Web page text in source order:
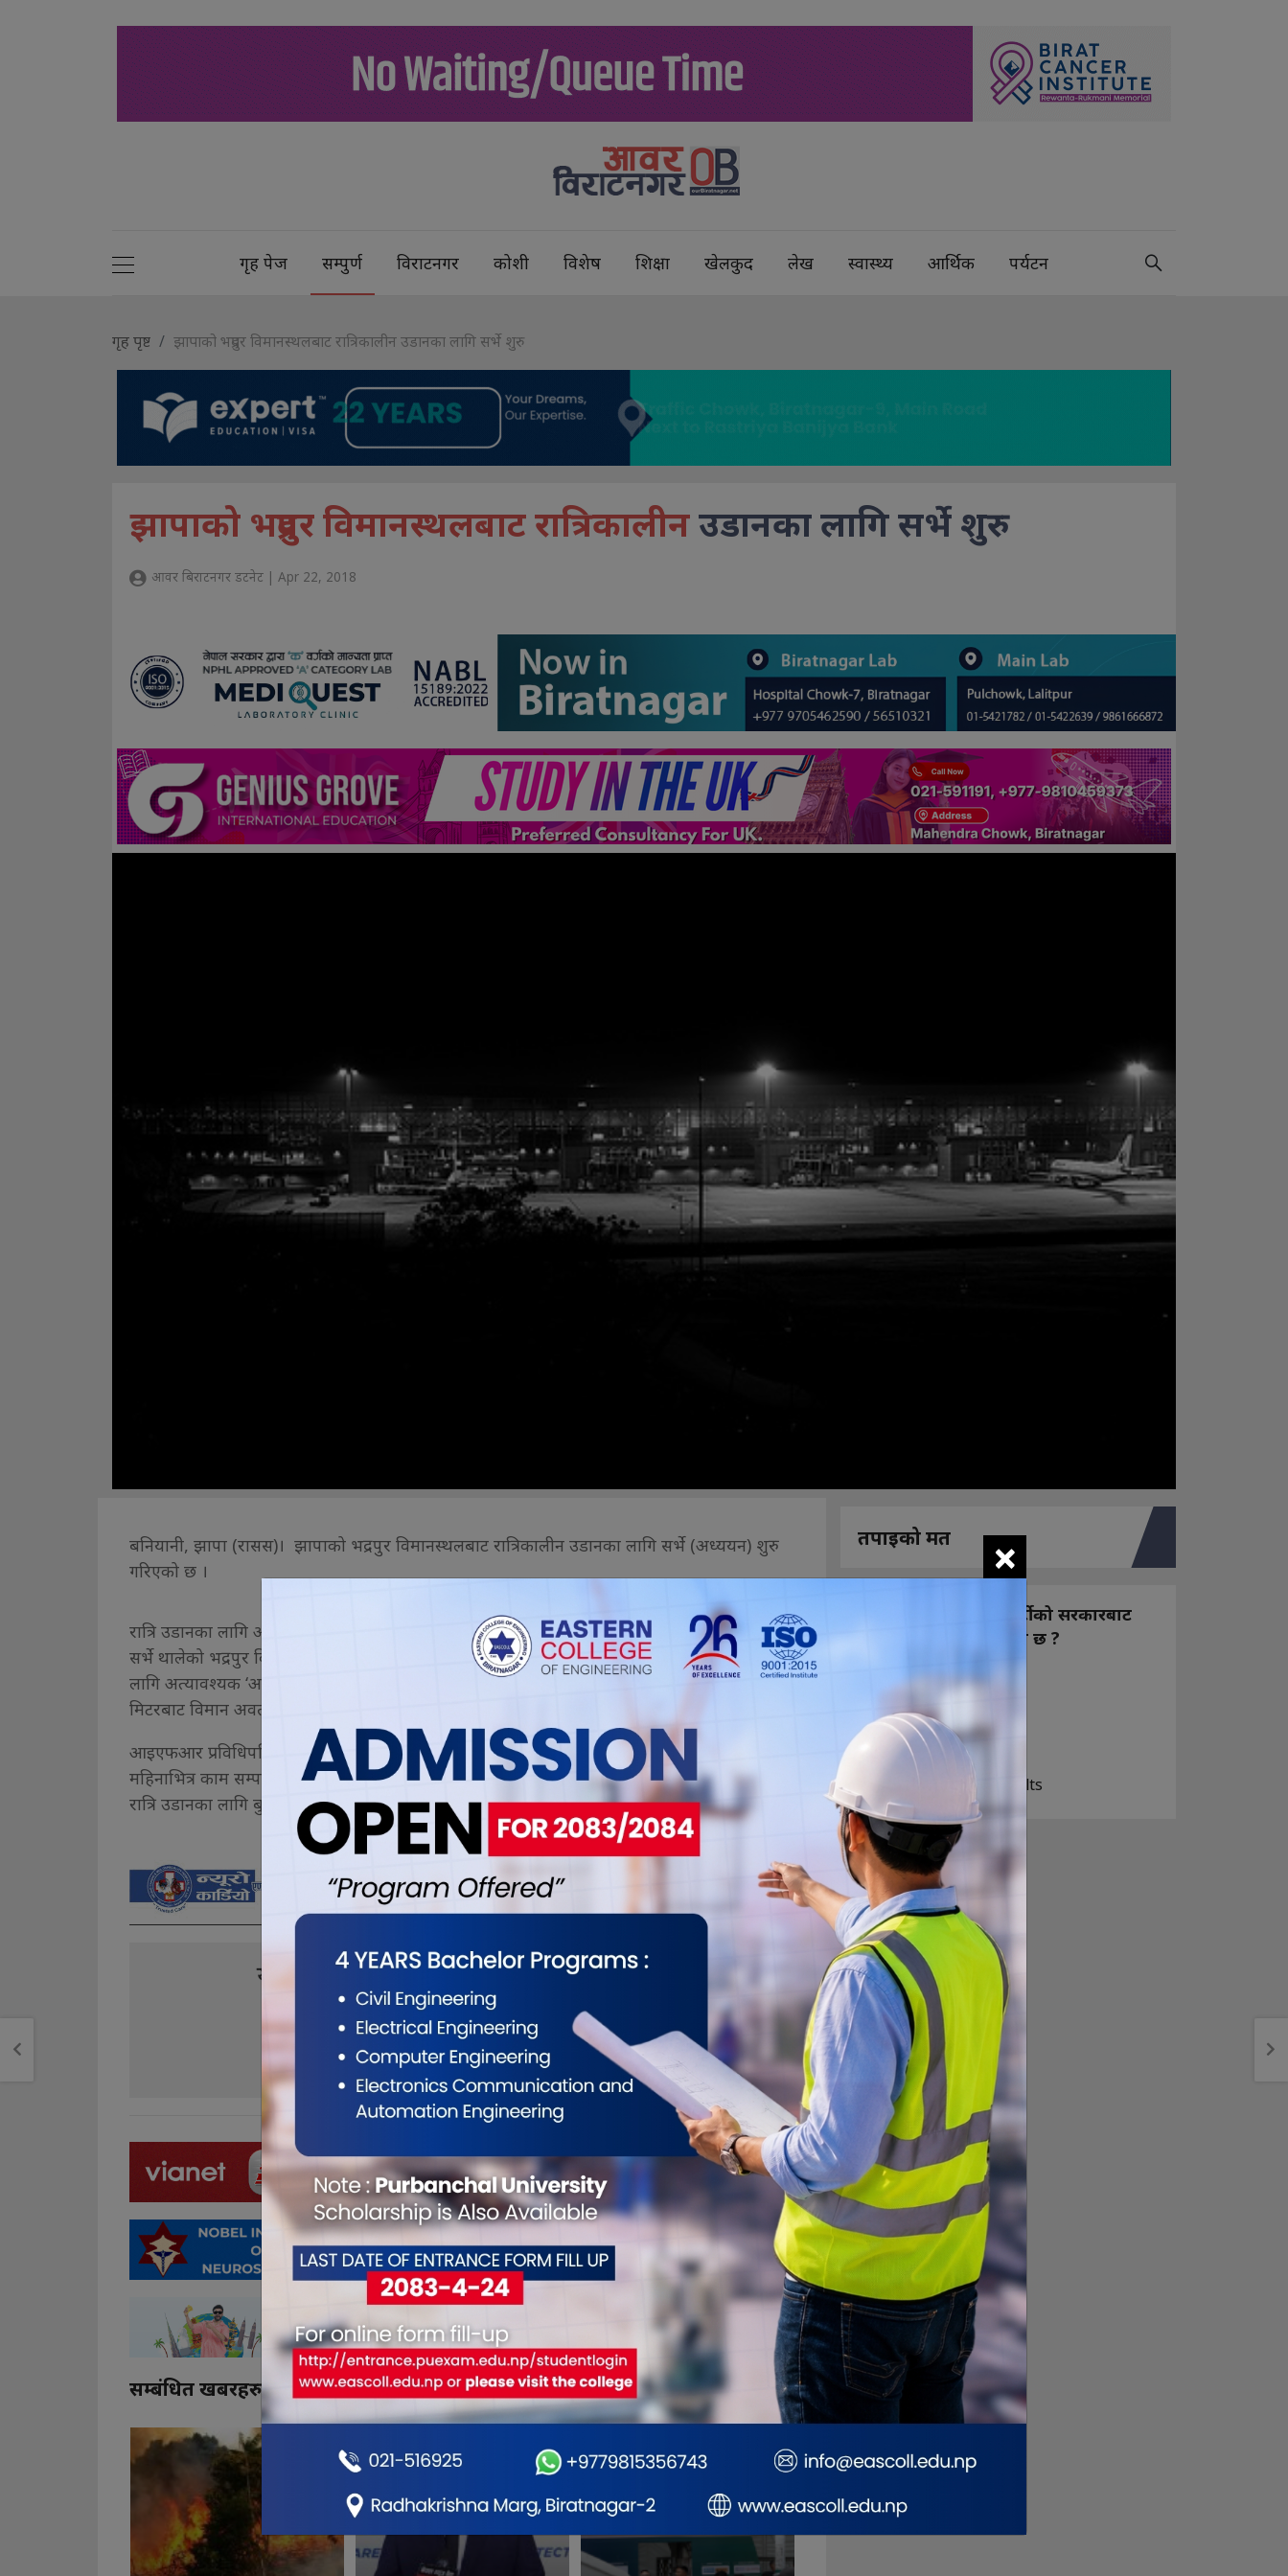
गृह पेज सम्पुर्ण विराटनगर कोशी विशेष शिक्षा खेलकुद लेख स्वास्थ्य आर्थिक पर्यटन
गृह पृष्ट झापाको भद्रपुर विमानस्थलबाट रात्रिकालीन उडानका लागि सर्भे शुरु
झापाको भद्रपुर विमानस्थलबाट रात्रिकालीनउडानका लागि सर्भे शुरु
आवर बिराटनगर डटनेट | Apr 22, 2018
बनियानी, झापा (रासस)। झापाको भद्रपुर विमानस्थलबाट रात्रिकालीन उडानका लागि सर्भे (अध्ययन) शुरु
गरिएको छ ।
रात्रि उडानका लागि आवश्यक पर्ने धावनमार्गमा लाइट राख्न नेपाल नागरिक उड्डयन कार्यालय काठमाडौँले
सर्भे थालेको भद्रपुर विमानस्थलका प्रमुख पूर्ण चुडालले जानकारी दिए। उनका अनुसार रात्रिकालीन उडानका
लागि अत्यावश्यक ‘आइएफआर फ्लाइट’ कार्यविधि तयार भएको छ । अहिले विमानस्थलमा पाँच हजार
मिटरबाट विमान अवतरण र उडान भइरहेको छ ।
आइएफआर प्रविधिपछि १७ सय मिटरबाट अवतरण र उडान गर्न सकिने कार्यालयले जनाएको छ । तीन
महिनाभित्र काम सम्पन्न गरेर आगामी दशैँसम्ममा रात्रिकालीन उडान गर्ने लक्ष्य रहेको प्रमुख चुडालले बताए ।
रात्रि उडानका लागि बुद्ध एयरले परीक्षण उडान गरिसकेको छ ।
यो खबर पढेर तपाईलाई कस्तो महसुस भयो ?
0 0 0 0
सम्बंधित खबरहरु
तपाइको मत
नयाँ बन्ने राष्ट्रिय स्वतन्त्र पार्टीको सरकारबाट
कस्तो अपेक्षा राख्नुभएको छ ?
निक्कै आशावादी छौ
खोइ, खासै आशा छैन
ज सुकै होस्
View Results
×